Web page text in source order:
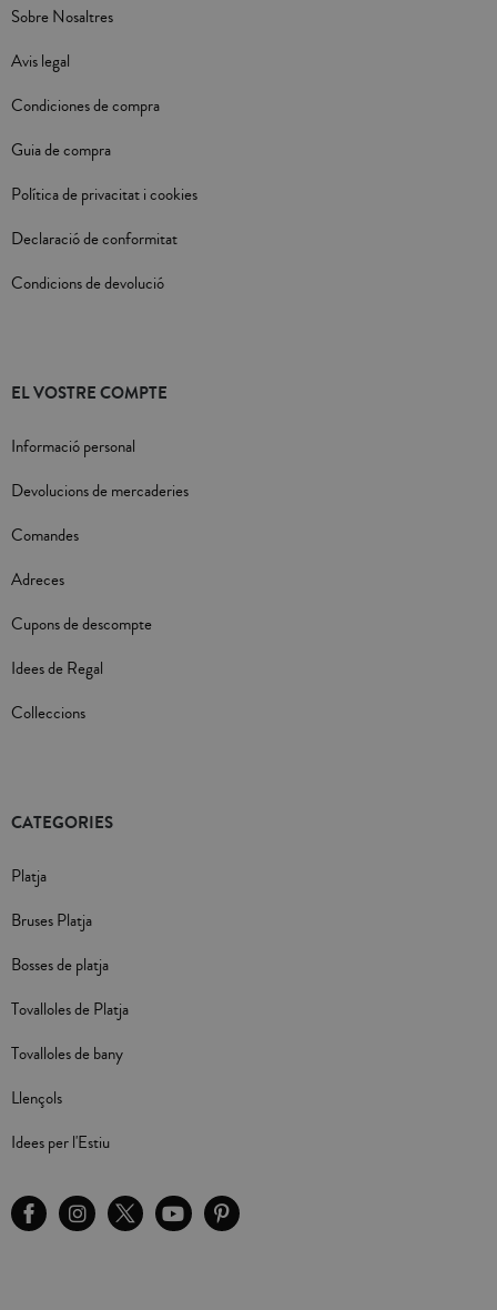
Sobre Nosaltres
Avis legal
Condiciones de compra
Guia de compra
Política de privacitat i cookies
Declaració de conformitat
Condicions de devolució
EL VOSTRE COMPTE
Informació personal
Devolucions de mercaderies
Comandes
Adreces
Cupons de descompte
Idees de Regal
Colleccions
CATEGORIES
Platja
Bruses Platja
Bosses de platja
Tovalloles de Platja
Tovalloles de bany
Llençols
Idees per l'Estiu